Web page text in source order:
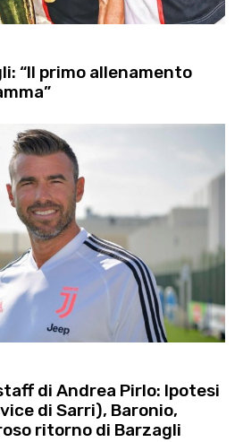
“Il primo allenamento
di Andrea Pirlo: Ipotesi
di Sarri), Baronio,
ritorno di Barzagli